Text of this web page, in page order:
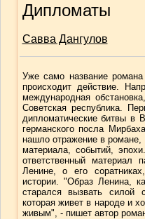
Дипломаты
Савва Дангулов
Уже само название
происходит действие.
международная
Советская республика.
дипломатические битвы в
германского посла
нашло отражение в
материала, событий,
ответственный материал
Ленине, о его
истории. "Образ Ленина,
старался вызвать
которая живет в народе и
живым", - пишет автор